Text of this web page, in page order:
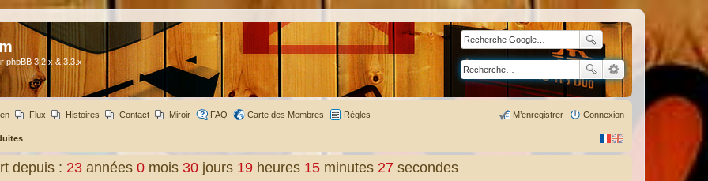
phpBB 3.2.x & 3.3.x
Flux Histoires Contact Miroir FAQ Carte des Membres Règles Connexion
M’enregistrer
depuis : 23 années 0 mois 30 jours 19 heures 15 minutes 28 secondes